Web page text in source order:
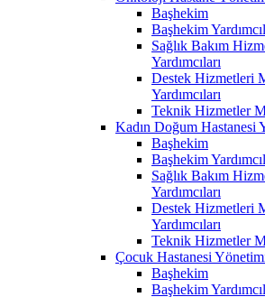
Başhekim
Başhekim
Sağlık Bakım
Yardımcıları
Destek Hizmetleri
Yardımcıları
Teknik Hizmetler
Kadın Doğum Hastanesi
Başhekim
Başhekim
Sağlık Bakım
Yardımcıları
Destek Hizmetleri
Yardımcıları
Teknik Hizmetler
Çocuk Hastanesi
Başhekim
Başhekim